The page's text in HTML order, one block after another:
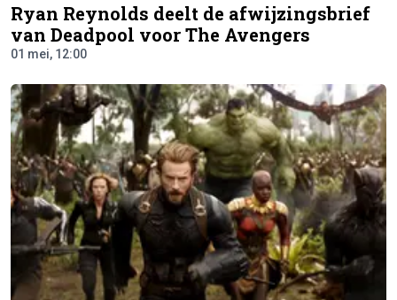
Ryan Reynolds deelt de afwijzingsbrief
van Deadpool voor The Avengers
01 mei, 12:00